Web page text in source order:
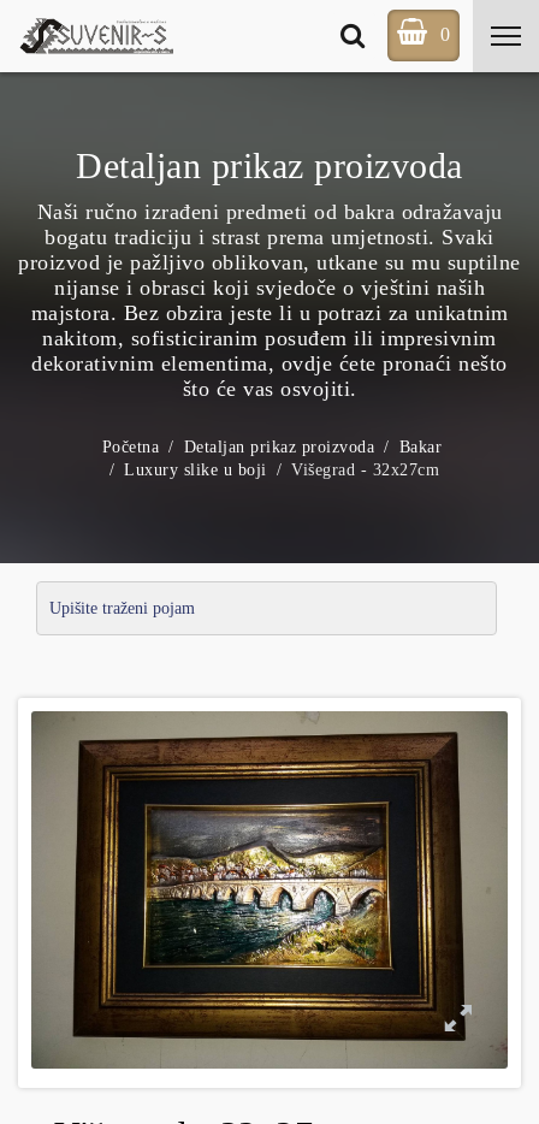
0
Detaljan prikaz proizvoda
Naši ručno izrađeni predmeti od bakra odražavaju
bogatu tradiciju i strast prema umjetnosti. Svaki
proizvod je pažljivo oblikovan, utkane su mu suptilne
nijanse i obrasci koji svjedoče o vještini naših
majstora. Bez obzira jeste li u potrazi za unikatnim
nakitom, sofisticiranim posuđem ili impresivnim
dekorativnim elementima, ovdje ćete pronaći nešto
što će vas osvojiti.
Početna Detaljan prikaz proizvoda
Bakar
Luxury slike u boji
Višegrad - 32x27cm